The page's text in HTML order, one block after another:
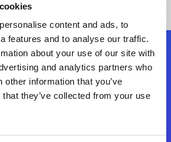
content and ads, to
features and to analyse our traffic.
about your use of our site with
and analytics partners who
other information that you’ve
they’ve collected from your use
問合せ